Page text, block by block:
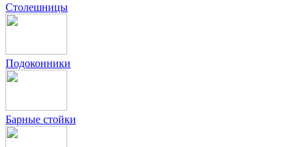
Столешницы
Подоконники
Барные стойки